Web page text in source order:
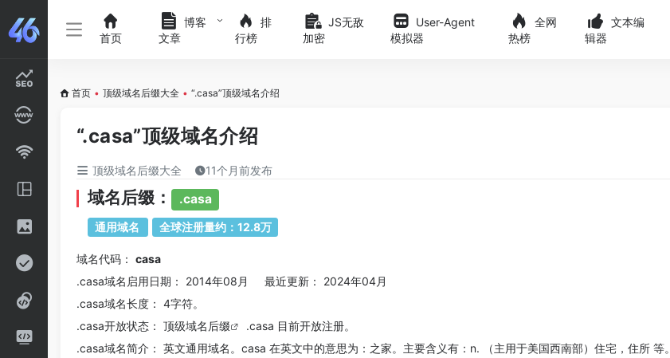
首页
博客
文章
排
行榜
JS无敌
加密
User-Agent
模拟器
全网
热榜
文本编
辑器
首页 • 顶级域名后缀大全 • “.casa”顶级域名介绍
“.casa”顶级域名介绍
顶级域名后缀大全 11个月前发布
域名后缀： .casa
通用域名 全球注册量约：12.8万
域名代码： casa
.casa域名 启用日期： 2014年08月 最近更新： 2024年04月
.casa域名长度： 4字符。
.casa开放状态： 顶级域名后缀
.casa 目前开放注册。
.casa域名简介： 英文通用域名。casa 在英文中的意思为：之家。主要含义有：n. （主用于美国西南部）住宅，住所 等。